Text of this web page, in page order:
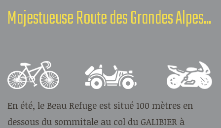
Majestueuse Route des Grandes Alpes...
En été, le Beau Refuge est situé 100 mètres en
dessous du sommitale au col du GALIBIER à